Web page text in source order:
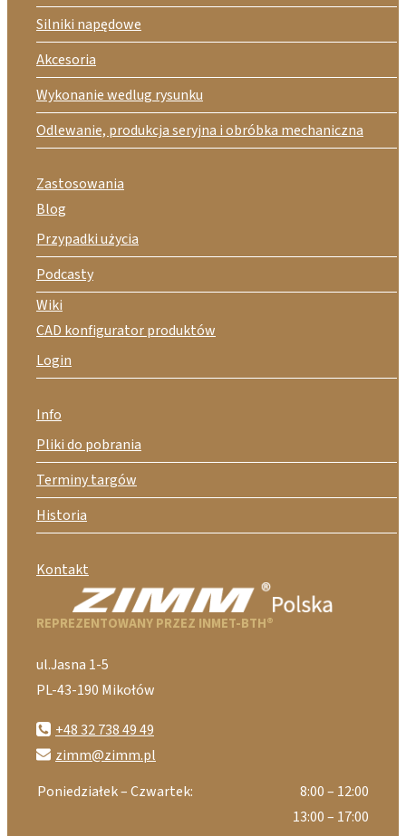
Silniki napędowe
Akcesoria
Wykonanie wedlug rysunku
Odlewanie, produkcja seryjna i obróbka mechaniczna
Zastosowania
Blog
Przypadki użycia
Podcasty
Wiki
CAD konfigurator produktów
Login
Info
Pliki do pobrania
Terminy targów
Historia
Kontakt
REPREZENTOWANY PRZEZ INMET-BTH®
ul.Jasna 1-5
PL-43-190 Mikołów
+48 32 738 49 49
zimm@zimm.pl
Poniedziałek – Czwartek:
8:00 – 12:00
13:00 – 17:00